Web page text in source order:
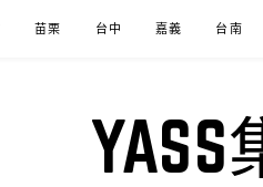
苗栗 台中 嘉義 台南
YASS